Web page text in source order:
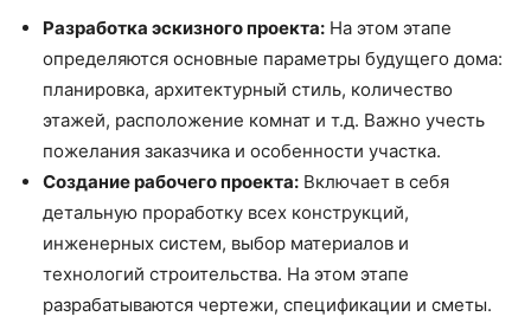
Разработка эскизного проекта: На этом этапе
определяются основные параметры будущего дома:
планировка, архитектурный стиль, количество
этажей, расположение комнат и т.д. Важно учесть
пожелания заказчика и особенности участка.
Создание рабочего проекта: Включает в себя
детальную проработку всех конструкций,
инженерных систем, выбор материалов и
технологий строительства. На этом этапе
разрабатываются чертежи, спецификации и сметы.